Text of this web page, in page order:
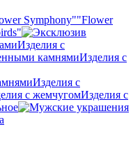
"Flower
Изделия с
Изделия с
Изделия с
Изделия с